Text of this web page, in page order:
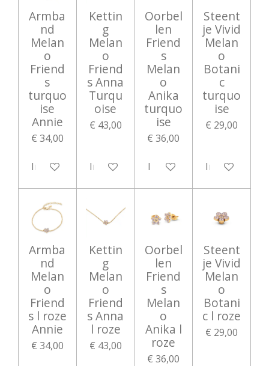
Armba
nd
Melan
o
Friend
s
turquo
ise
Annie
€ 34,00
In winkelwagen
Kettin
g
Melan
o
Friend
s Anna
Turqu
oise
€ 43,00
In winkelwagen
Oorbel
len
Friend
s
Melan
o
Anika
turquo
ise
€ 36,00
In winkelwagen
Steent
je Vivid
Melan
o
Botani
c
turquo
ise
€ 29,00
In
Armba
nd
Melan
o
Friend
s l roze
Annie
€ 34,00
Kettin
g
Melan
o
Friend
s Anna
l roze
€ 43,00
Oorbel
len
Friend
s
Melan
o
Anika l
roze
€ 36,00
Steent
je Vivid
Melan
o
Botani
c l roze
€ 29,00